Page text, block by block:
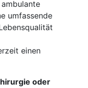
umfassende
einen
oder